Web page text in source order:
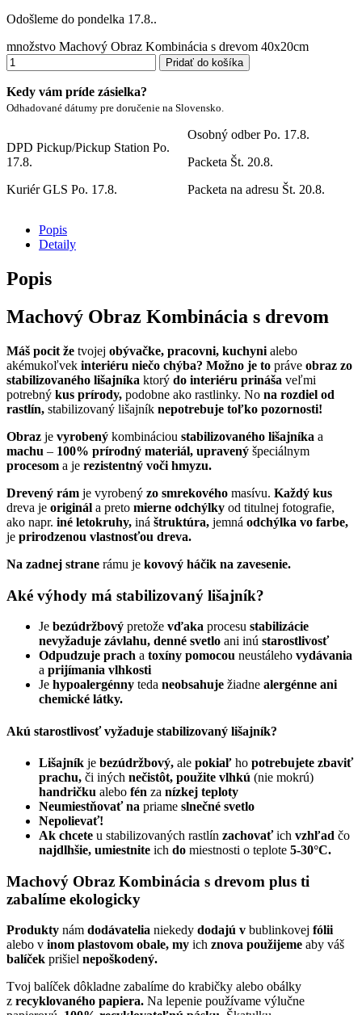
Odošleme do pondelka 17.8..
množstvo Machový Obraz Kombinácia s drevom 40x20cm
Pridať do košíka
Kedy vám príde zásielka?
Odhadované dátumy pre doručenie na Slovensko.
DPD Pickup/Pickup Station Po.
17.8.
Kuriér GLS Po. 17.8.
Osobný odber Po. 17.8.
Packeta Št. 20.8.
Packeta na adresu Št. 20.8.
Popis
Detaily
Popis
Machový Obraz Kombinácia s drevom
Máš pocit že tvojej obývačke, pracovni, kuchyni alebo
akémukoľvek interiéru niečo chýba? Možno je to práve obraz zo
stabilizovaného lišajníka ktorý do interiéru prináša veľmi
potrebný kus prírody, podobne ako rastlinky. No na rozdiel od
rastlín, stabilizovaný lišajník nepotrebuje toľko pozornosti!
Obraz je vyrobený kombináciou stabilizovaného lišajníka a
machu – 100% prírodný materiál, upravený špeciálnym
procesom a je rezistentný voči hmyzu.
Drevený rám je vyrobený zo smrekového masívu. Každý kus
dreva je originál a preto mierne odchýlky od titulnej fotografie,
ako napr. iné letokruhy, iná štruktúra, jemná odchýlka vo farbe,
je prirodzenou vlastnosťou dreva.
Na zadnej strane rámu je kovový háčik na zavesenie.
Aké výhody má stabilizovaný lišajník?
Je bezúdržbový pretože vďaka procesu stabilizácie
nevyžaduje závlahu, denné svetlo ani inú starostlivosť
Odpudzuje prach a toxíny pomocou neustáleho vydávania
a prijímania vlhkosti
Je hypoalergénny teda neobsahuje žiadne alergénne ani
chemické látky.
Akú starostlivosť vyžaduje stabilizovaný lišajník?
Lišajník je bezúdržbový, ale pokiaľ ho potrebujete zbaviť
prachu, či iných nečistôt, použite vlhkú (nie mokrú)
handričku alebo fén za nízkej teploty
Neumiestňovať na priame slnečné svetlo
Nepolievať!
Ak chcete u stabilizovaných rastlín zachovaťich vzhľad čo
najdlhšie, umiestnite ich do miestnosti o teplote 5-30°C.
Machový Obraz Kombinácia s drevom plus ti
zabalíme ekologicky
Produkty nám dodávatelia niekedy dodajú v bublinkovej fólii
alebo v inom plastovom obale, my ich znova použijeme aby váš
balíček prišiel nepoškodený.
Tvoj balíček dôkladne zabalíme do krabičky alebo obálky
z recyklovaného papiera. Na lepenie používame výlučne